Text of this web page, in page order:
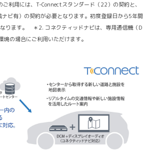
利用には、T-Connectスタンダード（22）の契約と、
ビ有）の契約が必要となります。初度登録日から5年間
ります。 ＊2. コネクティッドナビは、専用通信機（D
境の場合にご利用いただけます。